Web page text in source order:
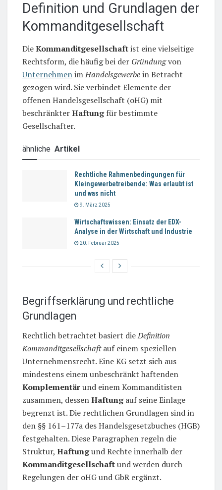
Definition und Grundlagen der
Kommanditgesellschaft
DieKommanditgesellschaftist eine vielseitige
Rechtsform, die häufig bei der Gründungvon
UnternehmenimHandelsgewerbein Betracht
gezogen wird. Sie verbindet Elemente der
offenen Handelsgesellschaft (oHG) mit
beschränkterHaftungfür bestimmte
Gesellschafter.
ähnliche Artikel
Rechtliche Rahmenbedingungen für
Kleingewerbetreibende: Was erlaubt ist
und was nicht
9. März 2025
Wirtschaftswissen: Einsatz der EDX-
Analyse in der Wirtschaft und Industrie
20. Februar 2025
Begriffserklärung und rechtliche
Grundlagen
Rechtlich betrachtet basiert dieDefinition
Kommanditgesellschaftauf einem speziellen
Unternehmensrecht. Eine KG setzt sich aus
mindestens einem unbeschränkt haftenden
Komplementärund einem Kommanditisten
zusammen, dessenHaftungauf seine Einlage
begrenzt ist. Die rechtlichen Grundlagen sind in
den §§ 161–177a des Handelsgesetzbuches (HGB)
festgehalten. Diese Paragraphen regeln die
Struktur, Haftungund Rechte innerhalb der
Kommanditgesellschaftund werden durch
Regelungen der oHG und GbR ergänzt.